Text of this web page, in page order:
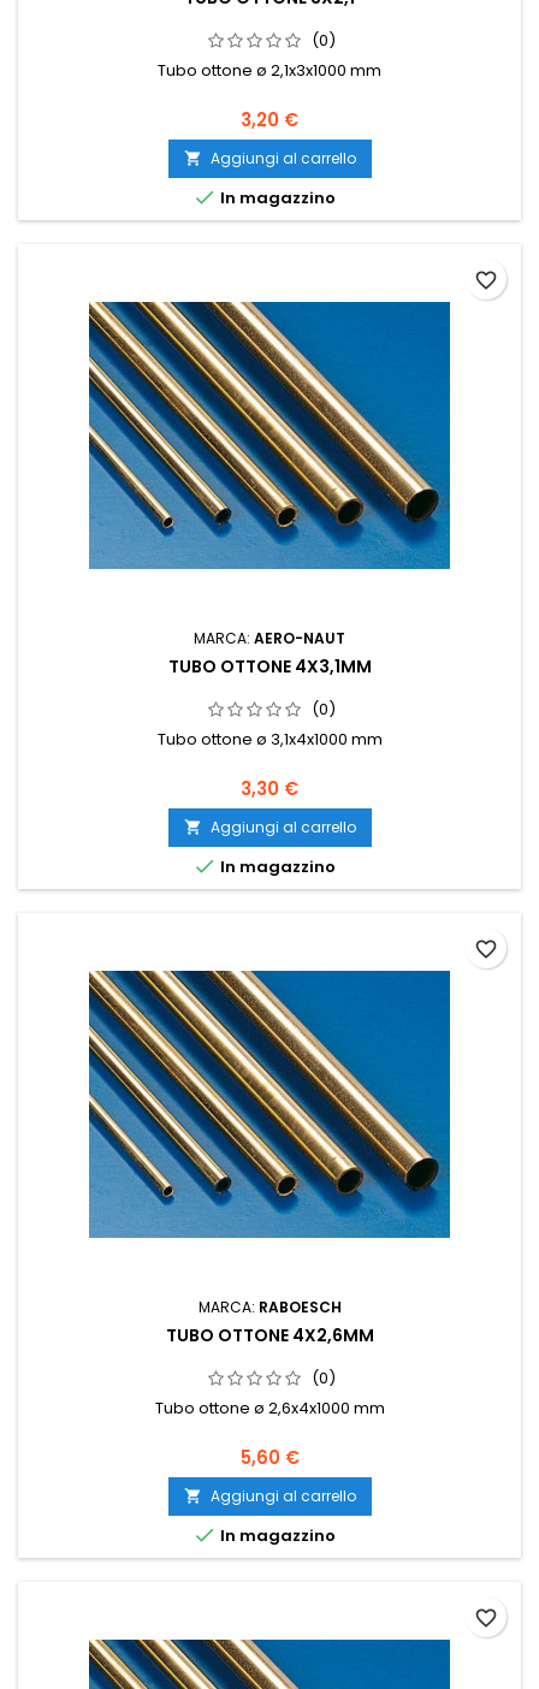
(0)
Tubo ottone ø 2,1x3x1000 mm
3,20 €
 Aggiungi al carrello
 In magazzino
MARCA: AERO-NAUT
TUBO OTTONE 4X3,1MM
(0)
Tubo ottone ø 3,1x4x1000 mm
3,30 €
 Aggiungi al carrello
 In magazzino
favorite_border
MARCA: RABOESCH
TUBO OTTONE 4X2,6MM
(0)
Tubo ottone ø 2,6x4x1000 mm
5,60 €
 Aggiungi al carrello
 In magazzino
favorite_border
favorite_border